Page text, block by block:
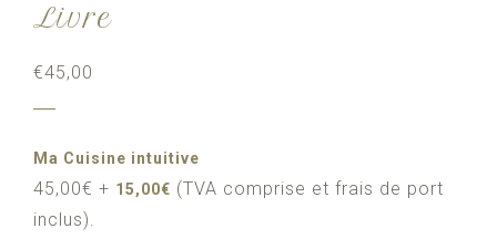
Livre
€45,00
Ma Cuisine intuitive
45,00€ + 15,00€ (TVA comprise et frais de port
inclus).